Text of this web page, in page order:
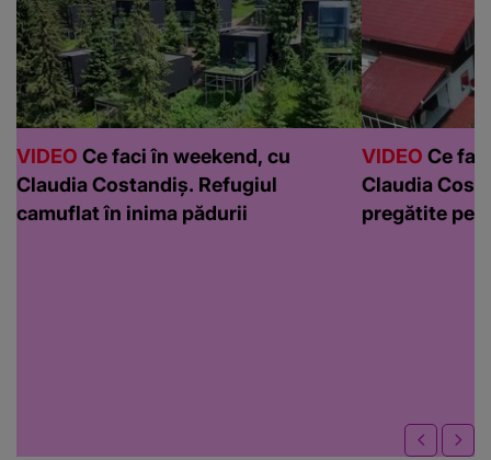
VIDEO Ce faci în weekend, cu
Claudia Costandiș. Refugiul
camuflat în inima pădurii
VIDEO Ce
Claudia
pregătite